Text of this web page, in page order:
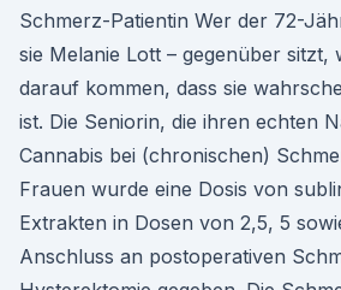
Schmerz-Patientin Wer der 72-
sie Melanie Lott – gegenüber sitzt,
darauf kommen, dass sie
ist. Die Seniorin, die ihren echten
Cannabis bei (chronischen)
Frauen wurde eine Dosis von
Extrakten in Dosen von 2,5, 5
Anschluss an postoperativen